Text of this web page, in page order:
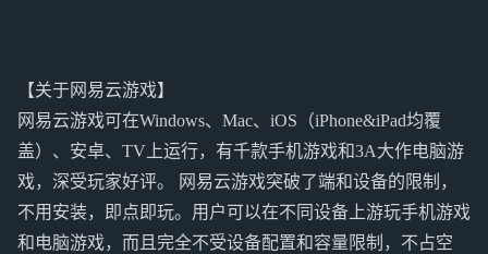
【关于网易云游戏】
网易云游戏可在Windows、Mac、iOS（iPhone&iPad均覆
盖）、安卓、TV上运行，有千款手机游戏和3A大作电脑游
戏，深受玩家好评。 网易云游戏突破了端和设备的限制，
不用安装，即点即玩。用户可以在不同设备上游玩手机游戏
和电脑游戏，而且完全不受设备配置和容量限制，不占空